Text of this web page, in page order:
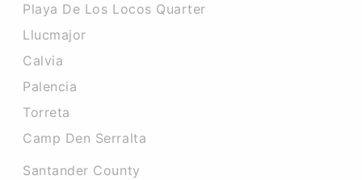
Playa De Los Locos Quarter
Llucmajor
Calvia
Palencia
Torreta
Camp Den Serralta
Santander County